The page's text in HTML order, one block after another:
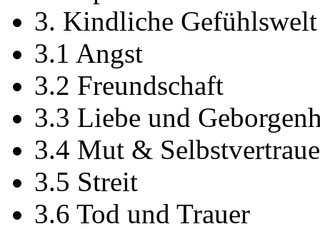
3. Kindliche Gefühlswelt
3.1 Angst
3.2 Freundschaft
3.3 Liebe und
3.4 Mut &
3.5 Streit
3.6 Tod und Trauer